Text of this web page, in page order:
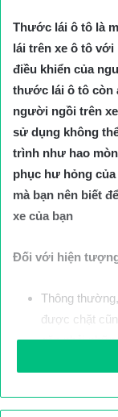
Thước lái ô tô là
lái trên xe ô tô
điều khiển của
thước lái ô tô còn
người ngồi trên
sử dụng không
trình như hao
phục hư hỏng
mà bạn nên biết
xe của bạn
Đối với hiện
Thông
được chặt
gặp phải
uy tín để
Cao su chụp